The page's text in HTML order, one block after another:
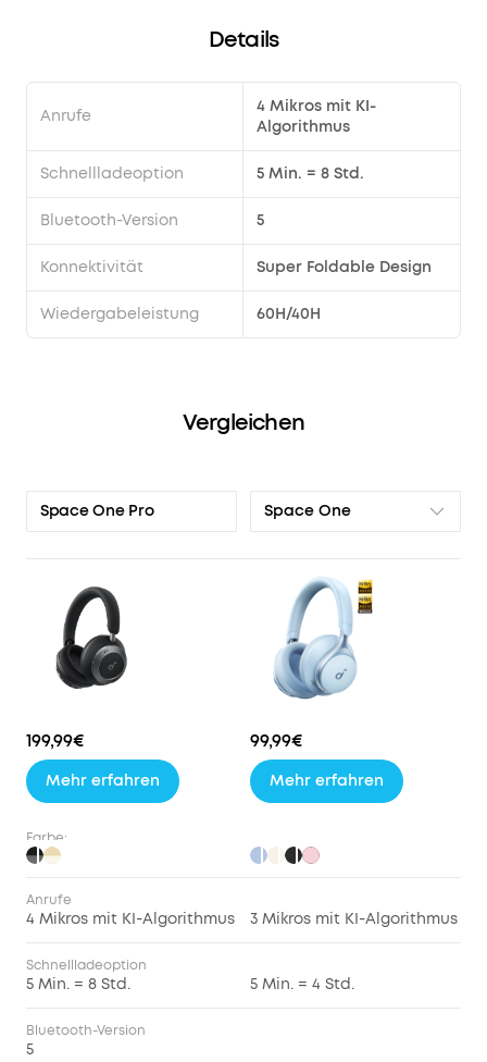
Details
Anrufe
4 Mikros mit KI-
Algorithmus
Schnellladeoption 5 Min. = 8 Std.
Bluetooth-Version 5
Konnektivität Super Foldable Design
Wiedergabeleistung 60H/40H
Vergleichen
Space One Pro Space One
199,99€ 99,99€
Mehr erfahren Mehr erfahren
Farbe:
Anrufe
4 Mikros mit KI-Algorithmus 3 Mikros mit KI-Algorithmus
Schnellladeoption
5 Min. = 8 Std. 5 Min. = 4 Std.
Bluetooth-Version
5